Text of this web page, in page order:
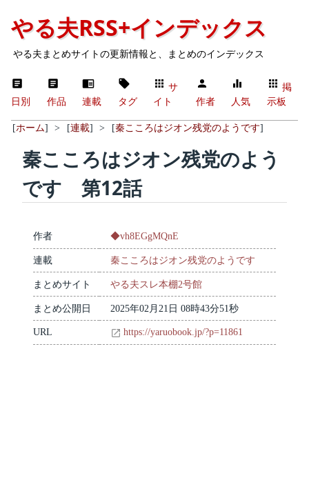
やる夫RSS+インデックス
やる夫まとめサイトの更新情報と、まとめのインデックス
日別 作品 連載 タグ
サ
イト
作者 人気
掲
示板
[ホーム] > [連載] > [秦こころはジオン残党のようです]
秦こころはジオン残党のよう
です 第12話
作者 ◆vh8EGgMQnE
連載 秦こころはジオン残党のようです
まとめサイト やる夫スレ本棚2号館
まとめ公開日 2025年02月21日 08時43分51秒
URL https://yaruobook.jp/?p=11861